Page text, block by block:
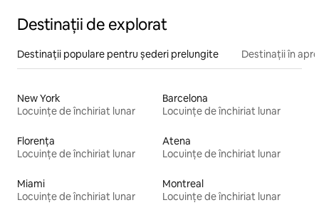
Destinații de explorat
Destinații populare pentru șederi prelungite Destinații în
New York
Locuințe de închiriat lunar
Barcelona
Locuințe de închiriat lunar
Florența
Locuințe de închiriat lunar
Atena
Locuințe de închiriat lunar
Miami
Locuințe de închiriat lunar
Montreal
Locuințe de închiriat lunar